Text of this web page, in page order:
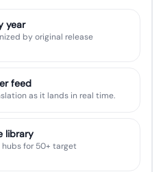
year
by original release
feed
as it lands in real time.
library
for 50+ target